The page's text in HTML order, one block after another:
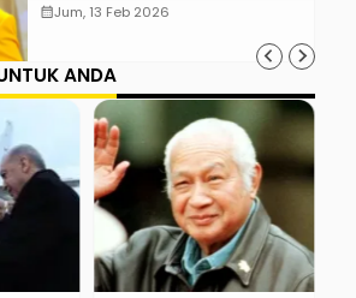
calendar_monthJum, 13 Feb 2026
ANDA